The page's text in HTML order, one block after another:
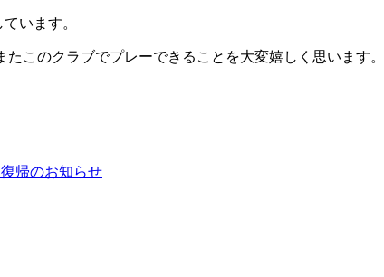
います。
このクラブでプレーできることを大変嬉しく思います。
帰のお知らせ